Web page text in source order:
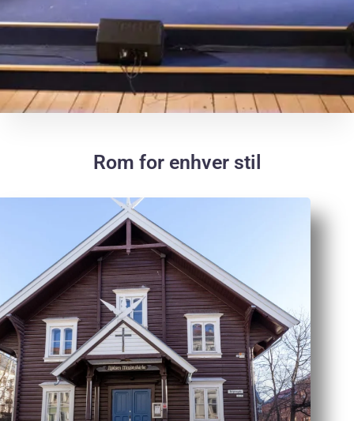
Rom for enhver stil